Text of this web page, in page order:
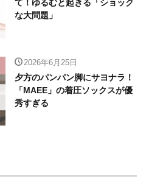
て！ゆるむと起きる「ショック
な大問題」
2026年6月25日
夕方のパンパン脚にサヨナラ！
「MAEE」の着圧ソックスが優
秀すぎる